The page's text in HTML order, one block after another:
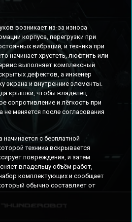
возникает из-за износа
корпуса, перегрузки при
вибраций, и техника при
начинает хрустеть, люфтить или
выполняет комплексный
дефектов, а инженер
экрана и внутренние элементы.
крышки, чтобы владелец
сопротивление и лёгкость при
не меняется после согласования
с бесплатной
техника вскрывается
повреждения, и затем
владельцу объём работ,
комплектующих и сообщает
обычно составляет от